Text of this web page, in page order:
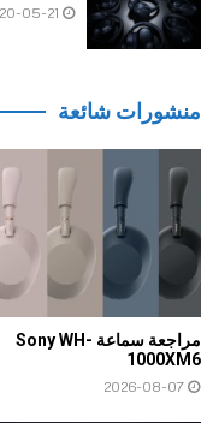
05-21
منشورات شائعة
مراجعة سماعة Sony WH-
1000XM6
2026-08-07